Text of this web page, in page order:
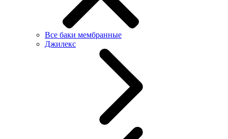
Все баки мембранные
Джилекс